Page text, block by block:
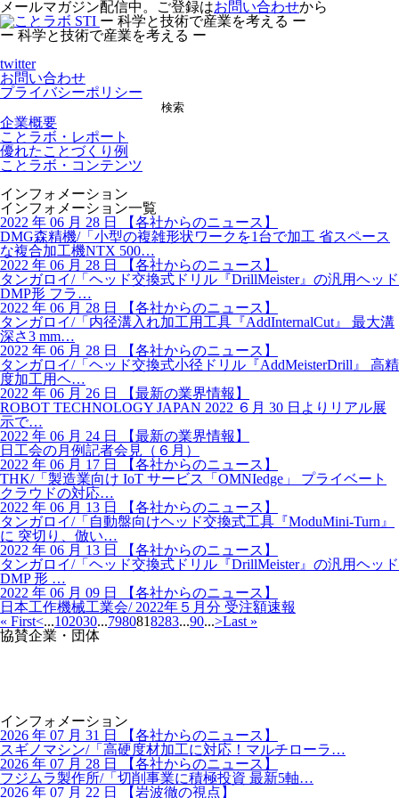
メールマガジン配信中。ご登録はお問い合わせから
ー 科学と技術で産業を考える ー
ー 科学と技術で産業を考える ー
twitter
お問い合わせ
プライバシーポリシー
検索
企業概要
ことラボ・レポート
優れたことづくり例
ことラボ・コンテンツ
インフォメーション
インフォメーション一覧
2022 年 06 月 28 日
【各社からのニュース】
DMG森精機/「小型の複雑形状ワークを1台で加工 省スペース
な複合加工機NTX 500…
2022 年 06 月 28 日
【各社からのニュース】
タンガロイ/「ヘッド交換式ドリル『DrillMeister』の汎用ヘッド
DMP形 フラ…
2022 年 06 月 28 日
【各社からのニュース】
タンガロイ/「内径溝入れ加工用工具『AddInternalCut』 最大溝
深さ3 mm…
2022 年 06 月 28 日
【各社からのニュース】
タンガロイ/「ヘッド交換式小径ドリル『AddMeisterDrill』 高精
度加工用ヘ…
2022 年 06 月 26 日
【最新の業界情報】
ROBOT TECHNOLOGY JAPAN 2022 ６月 30 日よりリアル展
示で…
2022 年 06 月 24 日
【最新の業界情報】
日工会の月例記者会見（６月）
2022 年 06 月 17 日
【各社からのニュース】
THK/「製造業向け IoT サービス「OMNIedge」 プライベート
クラウドの対応…
2022 年 06 月 13 日
【各社からのニュース】
タンガロイ/「自動盤向けヘッド交換式工具『ModuMini-Turn』
に 突切り、倣い…
2022 年 06 月 13 日
【各社からのニュース】
タンガロイ/「ヘッド交換式ドリル『DrillMeister』の汎用ヘッド
DMP 形 …
2022 年 06 月 09 日
【各社からのニュース】
日本工作機械工業会/ 2022年５月分 受注額速報
« First<...102030...7980818283...90...>Last »
協賛企業・団体
インフォメーション
2026 年 07 月 31 日
【各社からのニュース】
スギノマシン/「高硬度材加工に対応！マルチローラ…
2026 年 07 月 28 日
【各社からのニュース】
フジムラ製作所/「切削事業に積極投資 最新5軸…
2026 年 07 月 22 日
【岩波徹の視点】